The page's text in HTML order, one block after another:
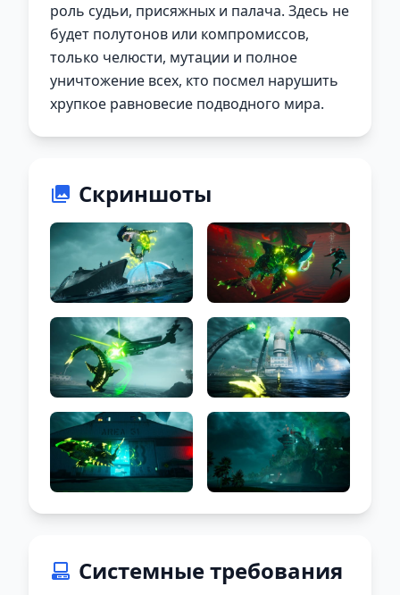
роль судьи, присяжных и палача. Здесь не
будет полутонов или компромиссов,
только челюсти, мутации и полное
уничтожение всех, кто посмел нарушить
хрупкое равновесие подводного мира.
Скриншоты
Системные требования